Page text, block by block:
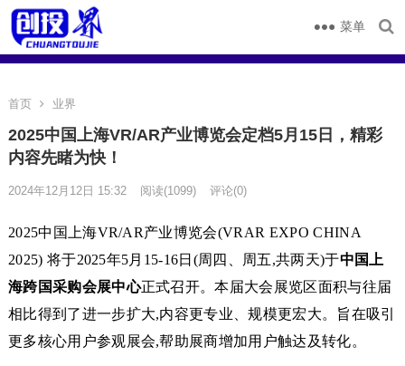
菜单
首页 业界
2025中国上海VR/AR产业博览会定档5月15日，精彩
内容先睹为快！
2024年12月12日 15:32 阅读(1099) 评论(0)
2025中国上海VR/AR产业博览会(VRAR EXPO CHINA
2025) 将于2025年5月15-16日(周四、周五,共两天)于中国上
海跨国采购会展中心正式召开。本届大会展览区面积与往届
相比得到了进一步扩大,内容更专业、规模更宏大。旨在吸引
更多核心用户参观展会,帮助展商增加用户触达及转化。